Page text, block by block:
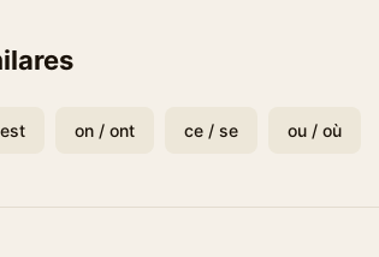
on / ont ce / se ou / où